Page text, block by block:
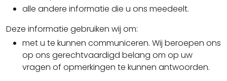
alle andere informatie die u ons meedeelt.
Deze informatie gebruiken wij om:
met u te kunnen communiceren. Wij beroepen ons
op ons gerechtvaardigd belang om op uw
vragen of opmerkingen te kunnen antwoorden.